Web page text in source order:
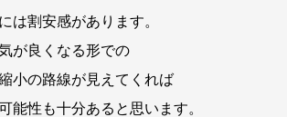
は割安感があります。
が良くなる形での
小の路線が見えてくれば
能性も十分あると思います。